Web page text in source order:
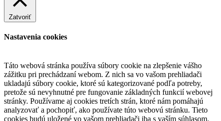
Zatvoriť
Nastavenia cookies
Táto webová stránka používa súbory cookie na zlepšenie vášho
zážitku pri prechádzaní webom. Z nich sa vo vašom prehliadači
ukladajú súbory cookie, ktoré sú kategorizované podľa potreby,
pretože sú nevyhnutné pre fungovanie základných funkcií webovej
stránky. Používame aj cookies tretích strán, ktoré nám pomáhajú
analyzovať a pochopiť, ako používate túto webovú stránku. Tieto
cookies budú uložené vo vašom prehliadači iba s vaším súhlasom.